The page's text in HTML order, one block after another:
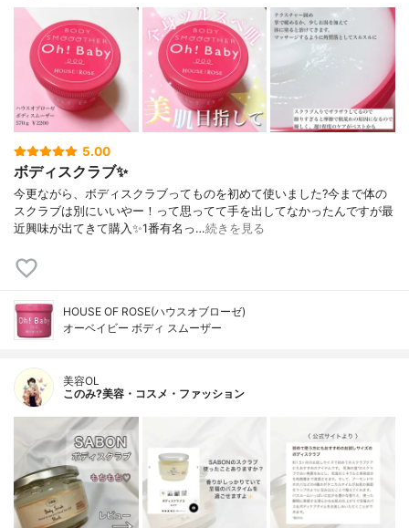
5.00
ボディスクラブ✨
今更ながら、ボディスクラブってものを初めて使いました?今まで体の
スクラブは別にいいやー！って思ってて手を出してなかったんですが最
近興味が出てきて購入✨1番有名っ…続きを見る
HOUSE OF ROSE(ハウスオブローゼ)
オーベイビー ボディ スムーザー
美容OL
このみ?美容・コスメ・ファッション